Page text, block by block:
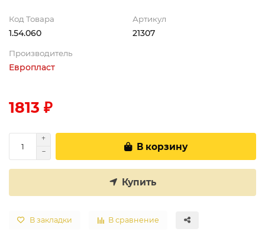
Код Товара
1.54.060
Артикул
21307
Производитель
Европласт
1813 ₽
В корзину
Купить
В закладки В сравнение